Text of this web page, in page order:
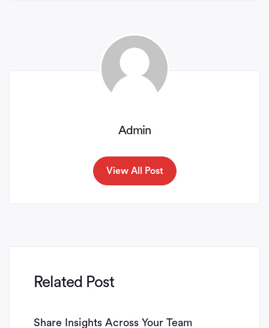
Admin
View All Post
Related Post
Share Insights Across Your Team